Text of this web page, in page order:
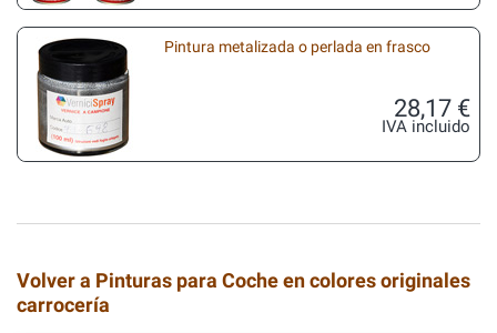
Pintura metalizada o perlada en frasco
28,17 €
IVA incluido
Volver a Pinturas para Coche en colores originales
carrocería